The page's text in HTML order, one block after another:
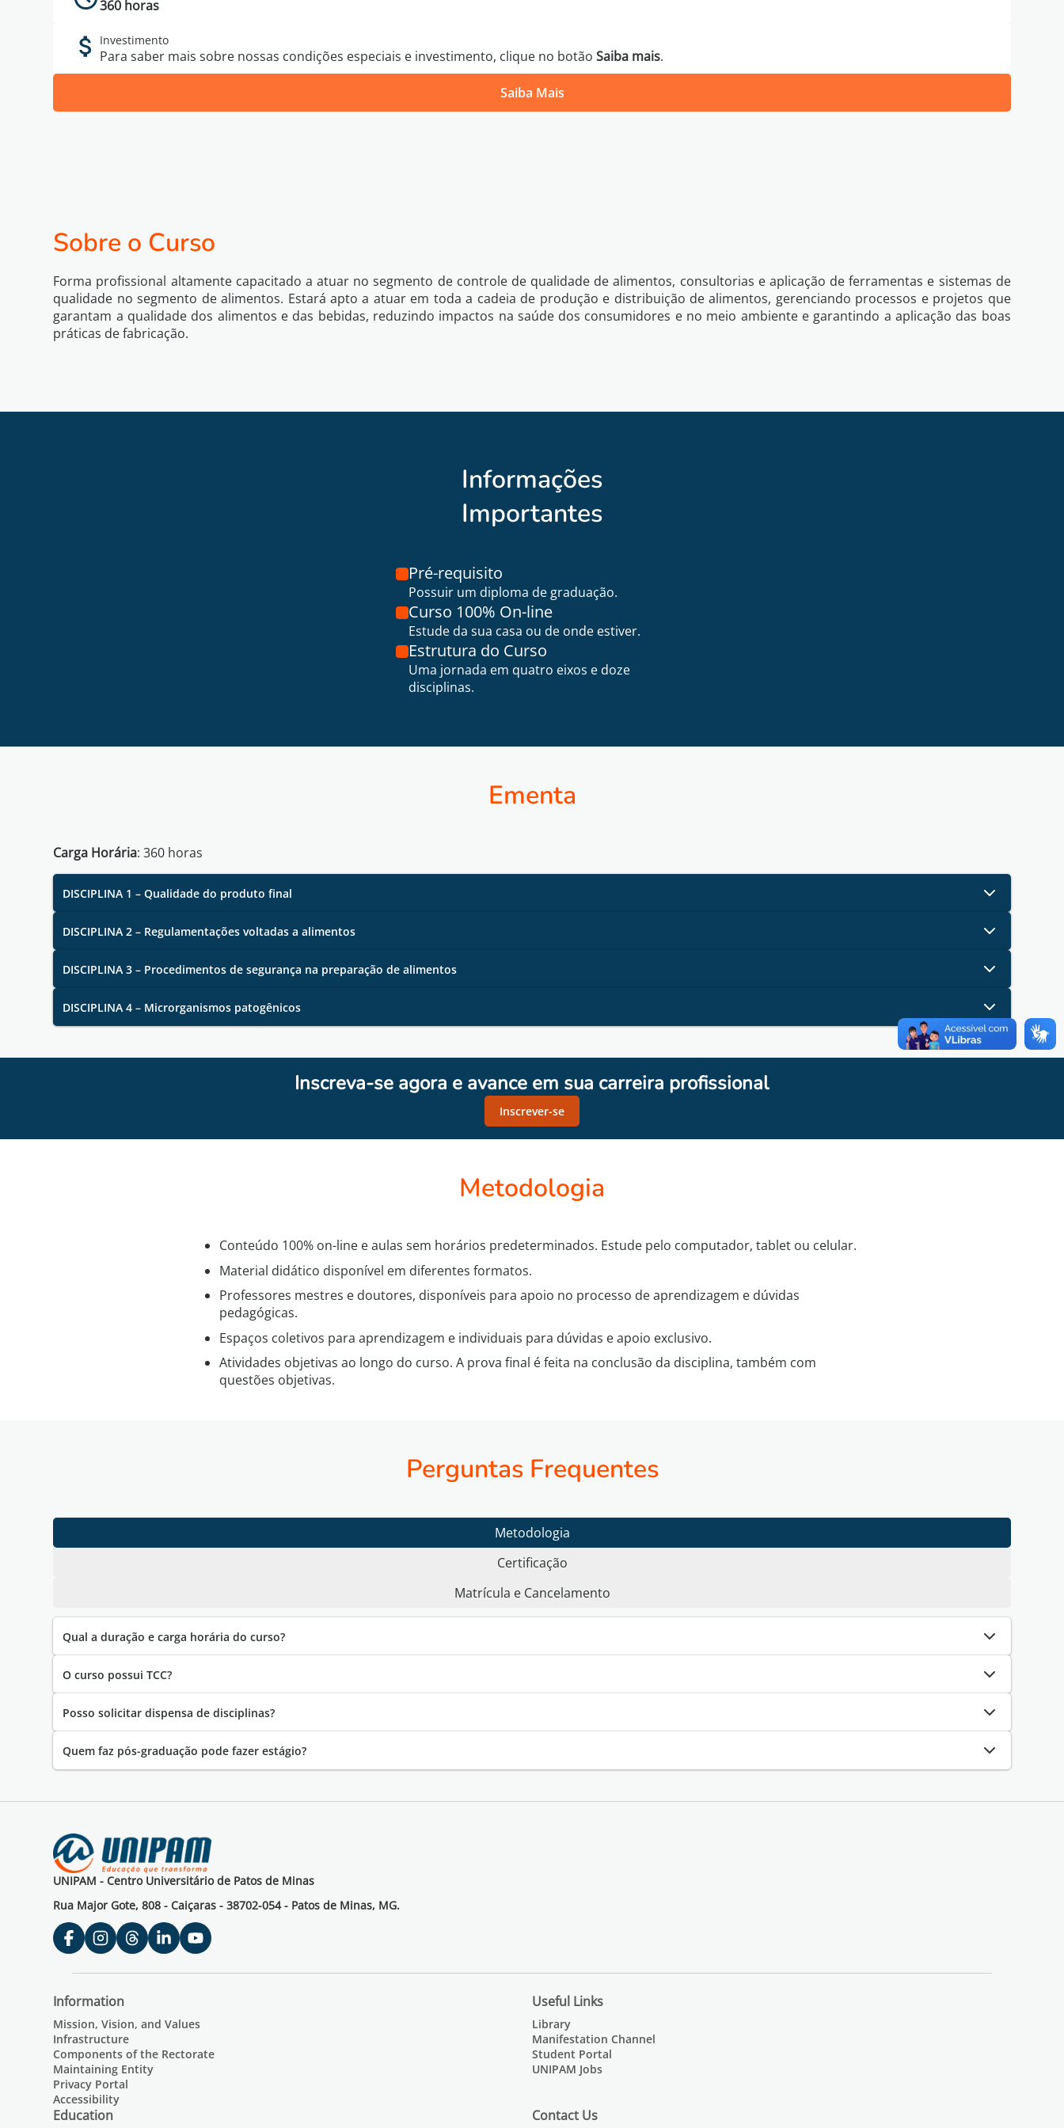
360 horas
Investimento
Para saber mais sobre nossas condições especiais e investimento, clique no botãoSaiba mais.
Saiba Mais
Sobre o Curso
Forma profissional altamente capacitado a atuar no segmento de controle de qualidade de alimentos, consultorias e aplicação de ferramentas e sistemas de
qualidade no segmento de alimentos. Estará apto a atuar em toda a cadeia de produção e distribuição de alimentos, gerenciando processos e projetos que
garantam a qualidade dos alimentos e das bebidas, reduzindo impactos na saúde dos consumidores e no meio ambiente e garantindo a aplicação das boas
práticas de fabricação.
Informações
Importantes
Pré-requisito
Possuir um diploma de graduação.
Curso 100% On-line
Estude da sua casa ou de onde estiver.
Estrutura do Curso
Uma jornada em quatro eixos e doze
disciplinas.
Ementa
Carga Horária:360 horas
DISCIPLINA 1 – Qualidade do produto final
DISCIPLINA 2 – Regulamentações voltadas a alimentos
DISCIPLINA 3 – Procedimentos de segurança na preparação de alimentos
DISCIPLINA 4 – Microrganismos patogênicos
Inscreva-se agora e avance em sua carreira profissional
Inscrever-se
Metodologia
Conteúdo 100% on-line e aulas sem horários predeterminados. Estude pelo computador, tablet ou celular.
Material didático disponível em diferentes formatos.
Professores mestres e doutores, disponíveis para apoio no processo de aprendizagem e dúvidas
pedagógicas.
Espaços coletivos para aprendizagem e individuais para dúvidas e apoio exclusivo.
Atividades objetivas ao longo do curso. A prova final é feita na conclusão da disciplina, também com
questões objetivas.
Perguntas Frequentes
Metodologia
Certificação
Matrícula e Cancelamento
Qual a duração e carga horária do curso?
O curso possui TCC?
Posso solicitar dispensa de disciplinas?
Quem faz pós-graduação pode fazer estágio?
UNIPAM - Centro Universitário de Patos de Minas
Rua Major Gote, 808 - Caiçaras - 38702-054 - Patos de Minas, MG.
Information
Mission, Vision, and Values
Infrastructure
Components of the Rectorate
Maintaining Entity
Privacy Portal
Accessibility
Useful Links
Library
Manifestation Channel
Student Portal
UNIPAM Jobs
Education Contact Us